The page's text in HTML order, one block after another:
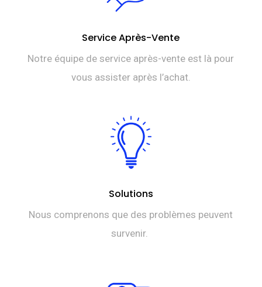
Service Après-Vente
Notre équipe de service après-vente est là pour
vous assister après l’achat.
Solutions
Nous comprenons que des problèmes peuvent
survenir.